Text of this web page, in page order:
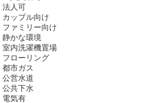
法人可
カップル向け
ファミリー向け
静かな環境
室内洗濯機置場
フローリング
都市ガス
公営水道
公共下水
電気有